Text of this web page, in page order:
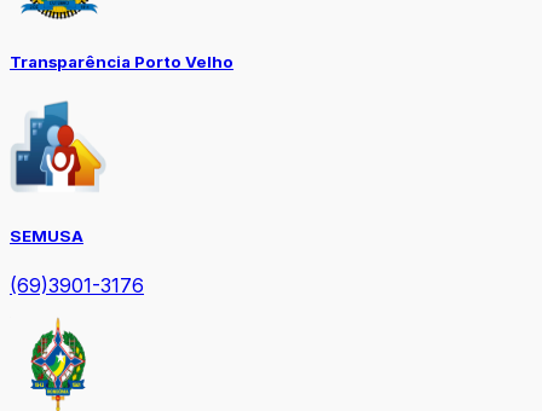
Transparência Porto Velho
SEMUSA
(69)3901-3176